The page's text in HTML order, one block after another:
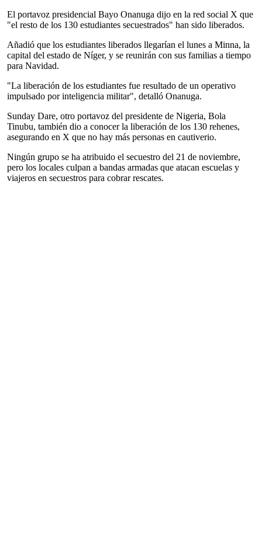
El portavoz presidencial Bayo Onanuga dijo en la red social X que
"el resto de los 130 estudiantes secuestrados" han sido liberados.
Añadió que los estudiantes liberados llegarían el lunes a Minna, la
capital del estado de Níger, y se reunirán con sus familias a tiempo
para Navidad.
"La liberación de los estudiantes fue resultado de un operativo
impulsado por inteligencia militar", detalló Onanuga.
Sunday Dare, otro portavoz del presidente de Nigeria, Bola
Tinubu, también dio a conocer la liberación de los 130 rehenes,
asegurando en X que no hay más personas en cautiverio.
Ningún grupo se ha atribuido el secuestro del 21 de noviembre,
pero los locales culpan a bandas armadas que atacan escuelas y
viajeros en secuestros para cobrar rescates.